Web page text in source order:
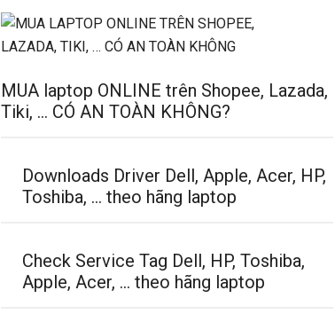
MUA laptop ONLINE trên Shopee, Lazada,
Tiki, … CÓ AN TOÀN KHÔNG?
Downloads Driver Dell, Apple, Acer, HP,
Toshiba, … theo hãng laptop
Check Service Tag Dell, HP, Toshiba,
Apple, Acer, … theo hãng laptop